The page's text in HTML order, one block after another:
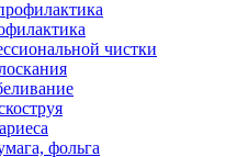
чистки